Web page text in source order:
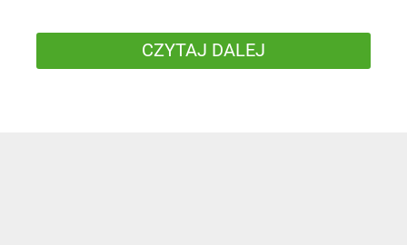
CZYTAJ DALEJ